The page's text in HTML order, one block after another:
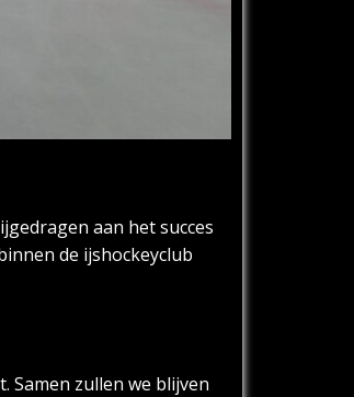
aan het succes
de ijshockeyclub
Samen zullen we blijven